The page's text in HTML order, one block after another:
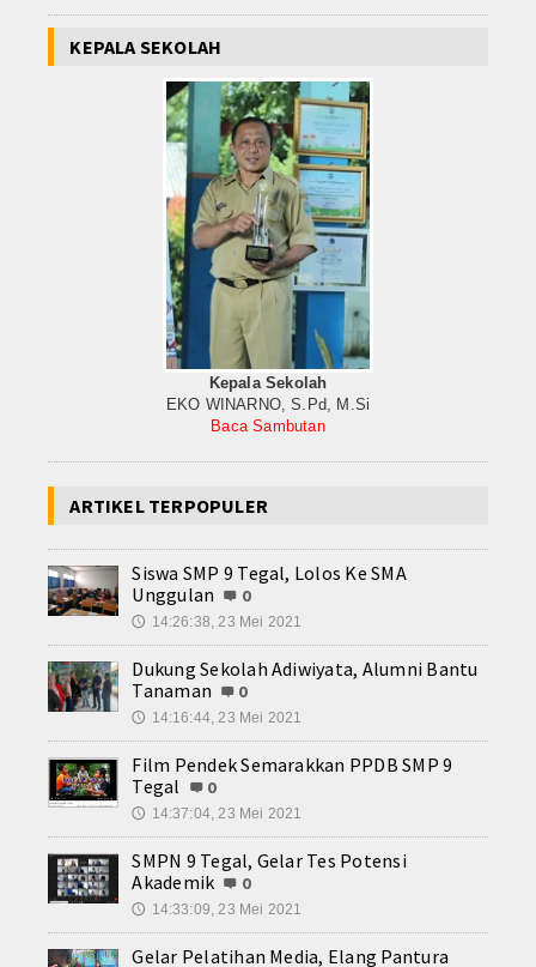
Konsultasi
Lainnya
PPDB 2021 JALUR PRESTASI
KEPALA SEKOLAH
Kepala Sekolah
EKO WINARNO, S.Pd, M.Si
Baca Sambutan
ARTIKEL TERPOPULER
Siswa SMP 9 Tegal, Lolos Ke SMA
Unggulan
0
🕔 14:26:38, 23 Mei 2021
Dukung Sekolah Adiwiyata, Alumni Bantu
Tanaman
0
🕔 14:16:44, 23 Mei 2021
Film Pendek Semarakkan PPDB SMP 9
Tegal
0
🕔 14:37:04, 23 Mei 2021
SMPN 9 Tegal, Gelar Tes Potensi
Akademik
0
🕔 14:33:09, 23 Mei 2021
Gelar Pelatihan Media, Elang Pantura